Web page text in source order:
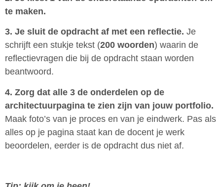
te maken.
3. Je sluit de opdracht af met een reflectie. Je
schrijft een stukje tekst (200 woorden) waarin de
reflectievragen die bij de opdracht staan worden
beantwoord.
4. Zorg dat alle 3 de onderdelen op de
architectuurpagina te zien zijn van jouw portfolio.
Maak foto’s van je proces en van je eindwerk. Pas als
alles op je pagina staat kan de docent je werk
beoordelen, eerder is de opdracht dus niet af.